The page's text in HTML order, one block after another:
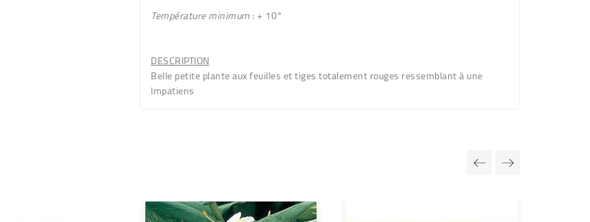
Température minimum: + 10°
DESCRIPTION
Belle petite plante auxfeuilles et tiges totalement rouges ressemblant à une
Impatiens